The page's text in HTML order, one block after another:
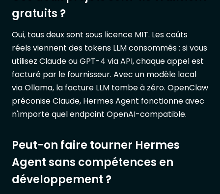
gratuits ?
Oui, tous deux sont sous licence MIT. Les coûts
réels viennent des tokens LLM consommés : si vous
utilisez Claude ou GPT-4 via API, chaque appel est
facturé par le fournisseur. Avec un modèle local
via Ollama, la facture LLM tombe à zéro. OpenClaw
préconise Claude, Hermes Agent fonctionne avec
n'importe quel endpoint OpenAI-compatible.
Peut-on faire tourner Hermes
Agent sans compétences en
développement ?